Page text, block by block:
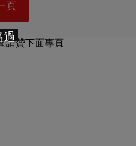
頁
請贊下面專頁
過